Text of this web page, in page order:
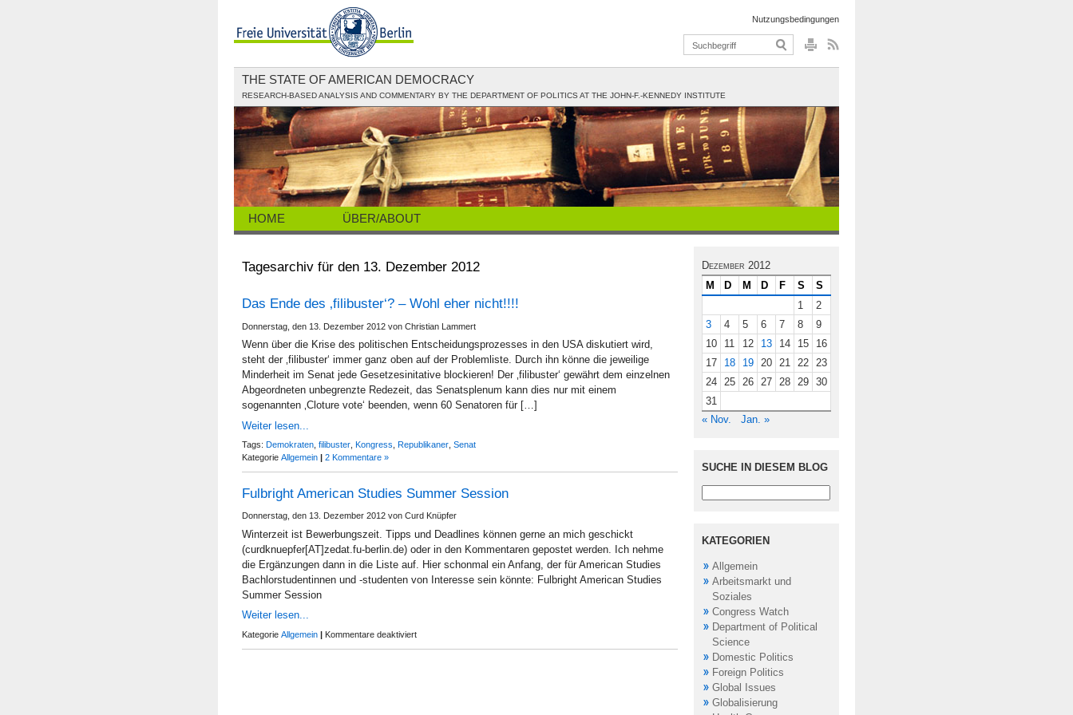
Nutzungsbedingungen
THE STATE OF AMERICAN DEMOCRACY
RESEARCH-BASED ANALYSIS AND COMMENTARY BY THE DEPARTMENT OF POLITICS AT THE JOHN-F.-KENNEDY INSTITUTE
HOME ÜBER/ABOUT
Tagesarchiv für den 13. Dezember 2012
Das Ende des ‚filibuster‘? – Wohl eher nicht!!!!
Donnerstag, den 13. Dezember 2012 von Christian Lammert
Wenn über die Krise des politischen Entscheidungsprozesses in den USA diskutiert wird,
steht der ‚filibuster‘ immer ganz oben auf der Problemliste. Durch ihn könne die jeweilige
Minderheit im Senat jede Gesetzesinitative blockieren! Der ‚filibuster‘ gewährt dem einzelnen
Abgeordneten unbegrenzte Redezeit, das Senatsplenum kann dies nur mit einem
sogenannten ‚Cloture vote‘ beenden, wenn 60 Senatoren für […]
Weiter lesen...
Tags: Demokraten filibuster Kongress Republikaner Senat
Kategorie Allgemein | 2 Kommentare »
Fulbright American Studies Summer Session
Donnerstag, den 13. Dezember 2012 von Curd Knüpfer
Winterzeit ist Bewerbungszeit. Tipps und Deadlines können gerne an mich geschickt
(curdknuepfer[AT]zedat.fu-berlin.de) oder in den Kommentaren gepostet werden. Ich nehme
die Ergänzungen dann in die Liste auf. Hier schonmal ein Anfang, der für American Studies
Bachlorstudentinnen und -studenten von Interesse sein könnte: Fulbright American Studies
Summer Session
Weiter lesen...
Kategorie Allgemein | Kommentare deaktiviertfür
Dezember 2012
M
D M D F S
S
1
2
3
4 5 6 7 8
9
10
11 12 13 14 15
16
17
18 19 20 21 22 23
24 25 26 27 28 29 30
31
« Nov.
Jan. »
SUCHE IN DIESEM BLOG
KATEGORIEN
Allgemein
Arbeitsmarkt und
Soziales
Congress Watch
Department of Political
Science
Domestic Politics
Foreign Politics
Global Issues
Globalisierung